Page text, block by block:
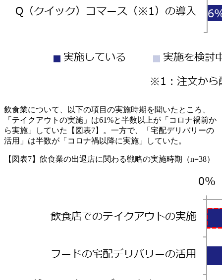
飲食業について、以下の項目の実施時期を聞いたところ、
「テイクアウトの実施」は61%と半数以上が「コロナ禍前か
ら実施」していた【図表7】。一方で、「宅配デリバリーの
活用」は半数が「コロナ禍以降に実施」していた。
【図表7】飲食業の出退店に関わる戦略の実施時期（n=38）